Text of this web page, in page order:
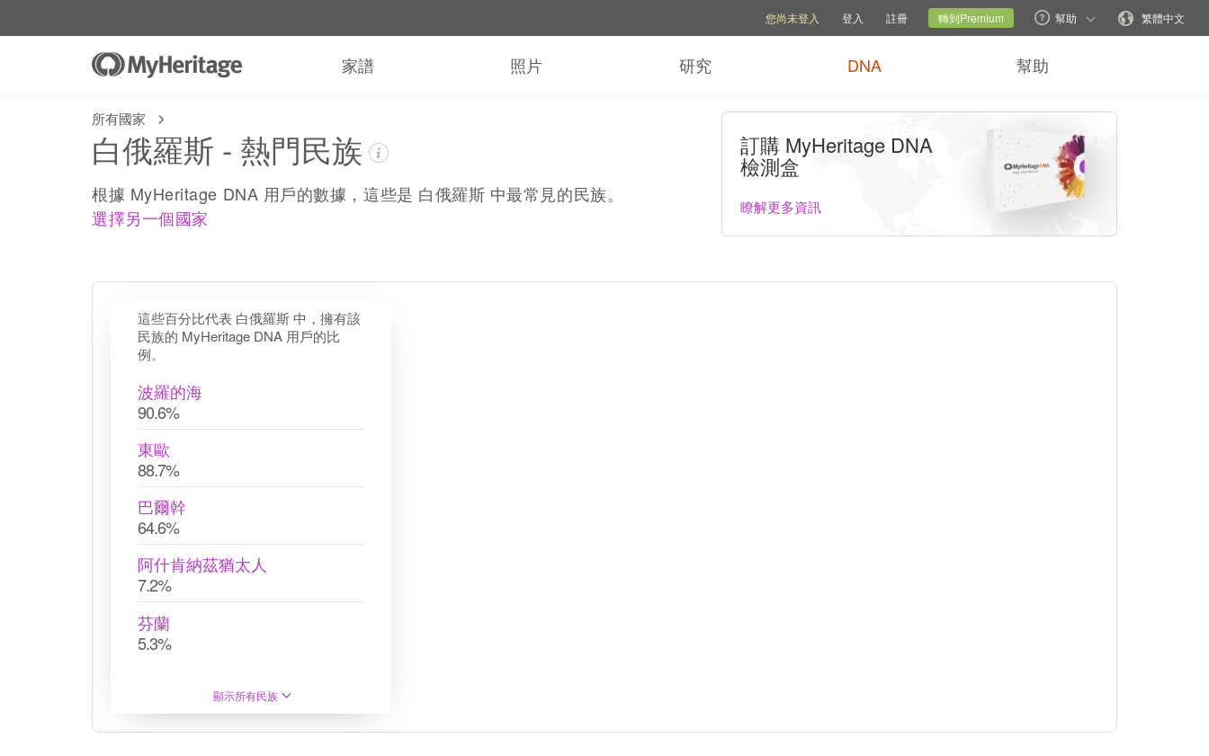
目前網站更改語言
您尚未登入 登入 註冊 轉到Premium 幫助 繁體中文
家譜 照片 研究 DNA 幫助
所有國家
白俄羅斯 - 熱門民族
根據 MyHeritage DNA 用戶的數據，這些是 白俄羅斯 中最常見的民族。
選擇另一個國家
訂購 MyHeritage DNA
檢測盒
瞭解更多資訊
這些百分比代表 白俄羅斯 中，擁有該
民族的 MyHeritage DNA 用戶的比
例。
波羅的海
90.6%
東歐
88.7%
巴爾幹
64.6%
阿什肯納茲猶太人
7.2%
芬蘭
5.3%
顯示所有民族